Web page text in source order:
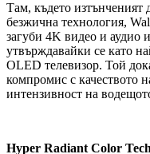
Там, където изтънченият
безжична технология,
загуби 4K видео и аудио
утвърждавайки се като
OLED телевизор. Той
компромис с качеството
интензивност на
Hyper Radiant Color